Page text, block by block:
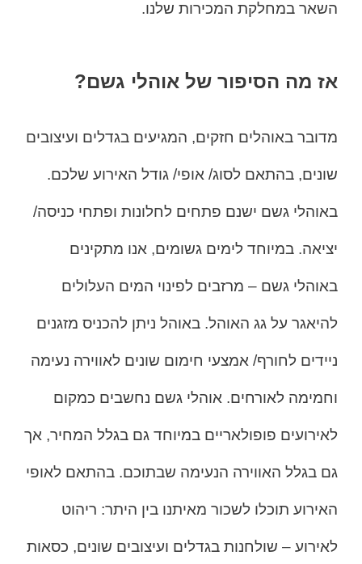
השאר במחלקת המכירות שלנו.
אז מה הסיפור של אוהלי גשם?
מדובר באוהלים חזקים, המגיעים בגדלים ועיצובים
שונים, בהתאם לסוג/ אופי/ גודל האירוע שלכם.
באוהלי גשם ישנם פתחים לחלונות ופתחי כניסה/
יציאה. במיוחד לימים גשומים, אנו מתקינים
באוהלי גשם – מרזבים לפינוי המים העלולים
להיאגר על גג האוהל. באוהל ניתן להכניס מזגנים
ניידים לחורף/ אמצעי חימום שונים לאווירה נעימה
וחמימה לאורחים. אוהלי גשם נחשבים כמקום
לאירועים פופולאריים במיוחד גם בגלל המחיר, אך
גם בגלל האווירה הנעימה שבתוכם. בהתאם לאופי
האירוע תוכלו לשכור מאיתנו בין היתר: ריהוט
לאירוע – שולחנות בגדלים ועיצובים שונים, כסאות